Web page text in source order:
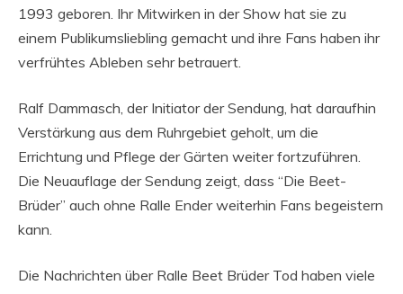
1993 geboren. Ihr Mitwirken in der Show hat sie zu
einem Publikumsliebling gemacht und ihre Fans haben ihr
verfrühtes Ableben sehr betrauert.
Ralf Dammasch, der Initiator der Sendung, hat daraufhin
Verstärkung aus dem Ruhrgebiet geholt, um die
Errichtung und Pflege der Gärten weiter fortzuführen.
Die Neuauflage der Sendung zeigt, dass “Die Beet-
Brüder” auch ohne Ralle Ender weiterhin Fans begeistern
kann.
Die Nachrichten über Ralle Beet Brüder Tod haben viele